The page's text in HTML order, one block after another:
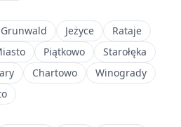
Grunwald Jeżyce
Rataje
Piątkowo
Starołęka
Chartowo
Winogrady